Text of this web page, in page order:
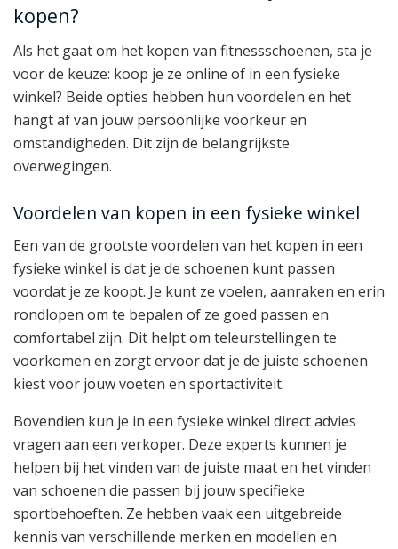
kopen?
Als het gaat om het kopen van fitnessschoenen, sta je
voor de keuze: koop je ze online of in een fysieke
winkel? Beide opties hebben hun voordelen en het
hangt af van jouw persoonlijke voorkeur en
omstandigheden. Dit zijn de belangrijkste
overwegingen.
Voordelen van kopen in een fysieke winkel
Een van de grootste voordelen van het kopen in een
fysieke winkel is dat je de schoenen kunt passen
voordat je ze koopt. Je kunt ze voelen, aanraken en erin
rondlopen om te bepalen of ze goed passen en
comfortabel zijn. Dit helpt om teleurstellingen te
voorkomen en zorgt ervoor dat je de juiste schoenen
kiest voor jouw voeten en sportactiviteit.
Bovendien kun je in een fysieke winkel direct advies
vragen aan een verkoper. Deze experts kunnen je
helpen bij het vinden van de juiste maat en het vinden
van schoenen die passen bij jouw specifieke
sportbehoeften. Ze hebben vaak een uitgebreide
kennis van verschillende merken en modellen en